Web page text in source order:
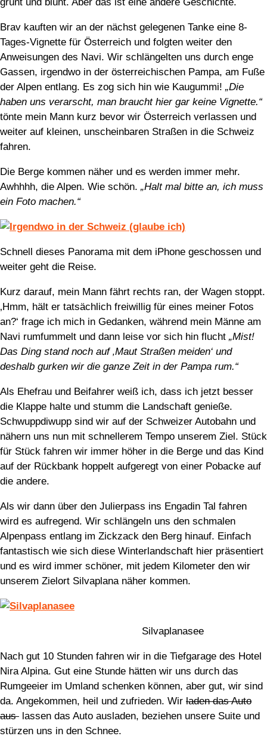
Brav kauften wir an der nächst gelegenen Tanke eine 8-
Tages-Vignette für Österreich und folgten weiter den
Anweisungen des Navi. Wir schlängelten uns durch enge
Gassen, irgendwo in der österreichischen Pampa, am Fuße
der Alpen entlang. Es zog sich hin wie Kaugummi! „Die
haben uns verarscht, man braucht hier gar keine Vignette.“
tönte mein Mann kurz bevor wir Österreich verlassen und
weiter auf kleinen, unscheinbaren Straßen in die Schweiz
fahren.
Die Berge kommen näher und es werden immer mehr.
Awhhhh, die Alpen. Wie schön. „Halt mal bitte an, ich muss
ein Foto machen.“
Schnell dieses Panorama mit dem iPhone geschossen und
weiter geht die Reise.
Kurz darauf, mein Mann fährt rechts ran, der Wagen stoppt.
‚Hmm, hält er tatsächlich freiwillig für eines meiner Fotos
an?‘ frage ich mich in Gedanken, während mein Männe am
Navi rumfummelt und dann leise vor sich hin flucht „Mist!
Das Ding stand noch auf ‚Maut Straßen meiden‘ und
deshalb gurken wir die ganze Zeit in der Pampa rum.“
Als Ehefrau und Beifahrer weiß ich, dass ich jetzt besser
die Klappe halte und stumm die Landschaft genieße.
Schwuppdiwupp sind wir auf der Schweizer Autobahn und
nähern uns nun mit schnellerem Tempo unserem Ziel. Stück
für Stück fahren wir immer höher in die Berge und das Kind
auf der Rückbank hoppelt aufgeregt von einer Pobacke auf
die andere.
Als wir dann über den Julierpass ins Engadin Tal fahren
wird es aufregend. Wir schlängeln uns den schmalen
Alpenpass entlang im Zickzack den Berg hinauf. Einfach
fantastisch wie sich diese Winterlandschaft hier präsentiert
und es wird immer schöner, mit jedem Kilometer den wir
unserem Zielort Silvaplana näher kommen.
Silvaplanasee
Nach gut 10 Stunden fahren wir in die Tiefgarage des Hotel
Nira Alpina. Gut eine Stunde hätten wir uns durch das
Rumgeeier im Umland schenken können, aber gut, wir sind
da. Angekommen, heil und zufrieden. Wir laden das Auto
aus lassen das Auto ausladen, beziehen unsere Suite und
stürzen uns in den Schnee.